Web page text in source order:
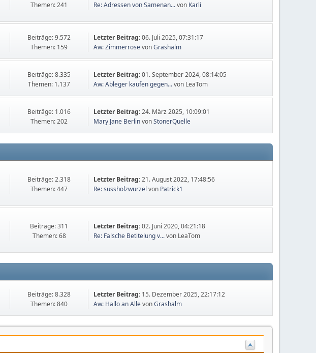
Themen: 241
Re: Adressen von Samenan...von Karli
Beiträge: 9.572
Themen: 159
Letzter Beitrag:06. Juli 2025, 07:31:17
Aw: ZimmerrosevonGrashalm
Beiträge: 8.335
Themen: 1.137
Letzter Beitrag:01. September 2024, 08:14:05
Aw: Ableger kaufen gegen...von LeaTom
Beiträge: 1.016
Themen: 202
Letzter Beitrag:24. März 2025, 10:09:01
Mary Jane BerlinvonStonerQuelle
Beiträge: 2.318
Themen: 447
Letzter Beitrag:21. August 2022, 17:48:56
Re: süssholzwurzel von Patrick1
Beiträge: 311
Themen: 68
Letzter Beitrag:02. Juni 2020, 04:21:18
Re: Falsche Betitelung v...von LeaTom
Beiträge: 8.328
Themen: 840
Letzter Beitrag: 15. Dezember 2025, 22:17:12
Aw: Hallo an AllevonGrashalm